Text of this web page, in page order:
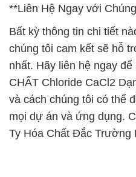
**Liên Hệ Ngay với
Bất kỳ thông tin chi tiết
chúng tôi cam kết sẽ hỗ
nhất. Hãy liên hệ ngay
CHẤT Chloride CaCl2
và cách chúng tôi có thể
mọi dự án và ứng dụng.
Ty Hóa Chất Đắc Trường